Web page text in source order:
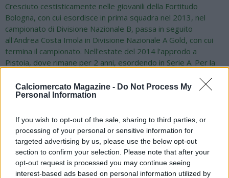
Calciomercato Magazine - Do Not Process My
Personal Information
If you wish to opt-out of the sale, sharing to third parties, or
processing of your personal or sensitive information for
targeted advertising by us, please use the below opt-out
section to confirm your selection. Please note that after your
opt-out request is processed you may continue seeing
interest-based ads based on personal information utilized by
Cresciuto cestisticamente nelle giovanili della Fortitudo
Bologna, con cui esordisce in prima squadra nel 2013, nel
campionato di Divisione Nazionale B, passa in seguito
all'Andrea Costa Imola in Divisione Nazionale A Gold, con cui
termina il campionato. Nell'estate del 2014 l'approdo a
Pistoia, dove rimane per 2 anni, esordendo in Serie A. Per la
dicembre 2017, dopo essersi allenato per i primi mesi della
stagione ancora con Ferrara, si accorda fino a fine stagione
firmando con la Poderosa Basket Montegranaro, dove viene
riconfermato per la stagione in corso in cui finora ha prodotto
10,6 punti e quasi 2 assist in 19 minuti di media. In azzurro
ritrova coach Sacripanti con cui ha vissuto alcune esperienze in
Nazionale giovanile.